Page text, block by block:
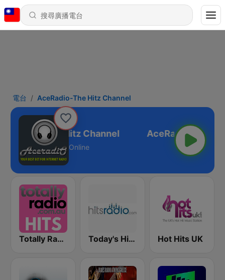
電台 AceRadio-The Hitz Channel
The Hitz Channel
Online
Totally Radio Hits Today's Hits Radio Hot Hits UK